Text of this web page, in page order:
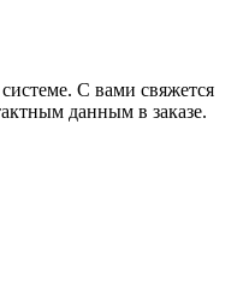
С вами свяжется
данным в заказе.